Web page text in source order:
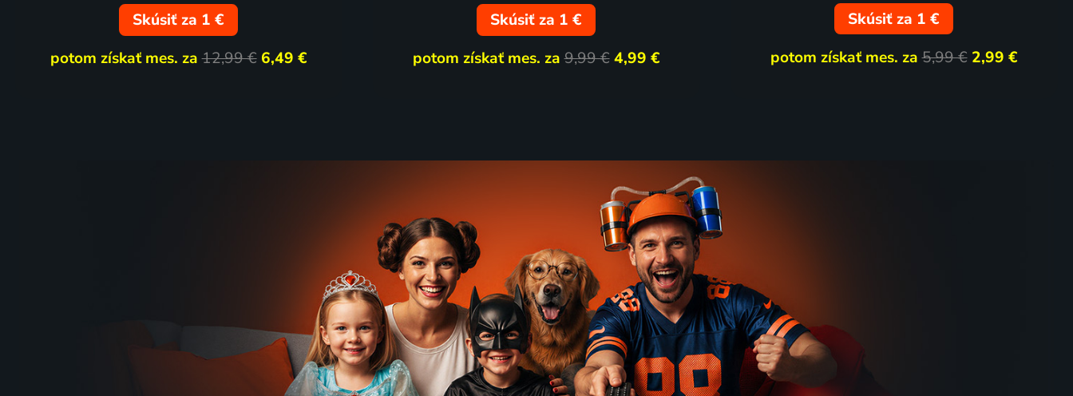
Skúsiť za 1 €
potom získať mes. za12,99 € 6,49 €
Skúsiť za 1 €
potom získať mes. za9,99 € 4,99 €
Skúsiť za 1 €
potom získať mes. za5,99 € 2,99 €